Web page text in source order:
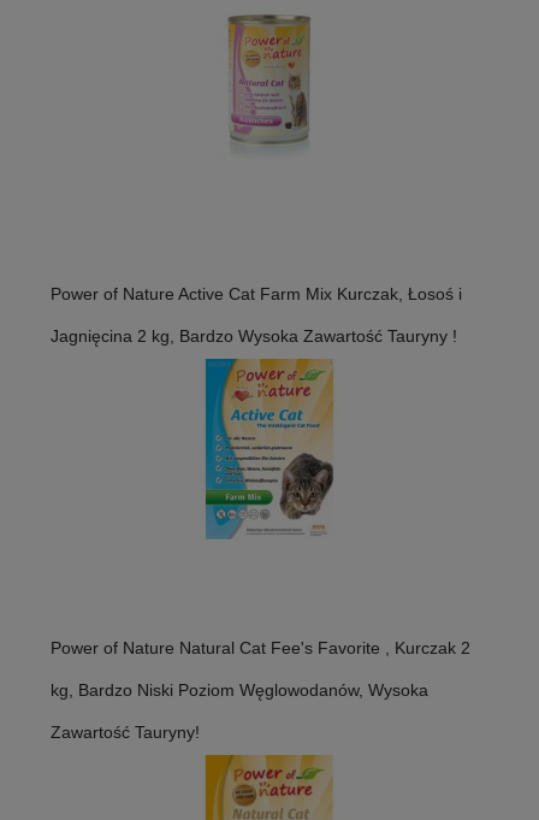
Power of Nature Active Cat Farm Mix Kurczak, Łosoś i
Jagnięcina 2 kg, Bardzo Wysoka Zawartość Tauryny !
Power of Nature Natural Cat Fee's Favorite , Kurczak 2
kg, Bardzo Niski Poziom Węglowodanów, Wysoka
Zawartość Tauryny!